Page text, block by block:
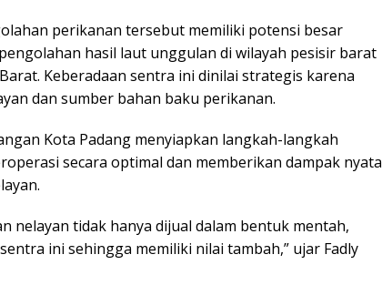
perikanan tersebut memiliki potensi besar
hasil laut unggulan di wilayah pesisir barat
Keberadaan sentra ini dinilai strategis karena
dan sumber bahan baku perikanan.
Kota Padang menyiapkan langkah-langkah
secara optimal dan memberikan dampak nyata
nelayan tidak hanya dijual dalam bentuk mentah,
ini sehingga memiliki nilai tambah,” ujar Fadly